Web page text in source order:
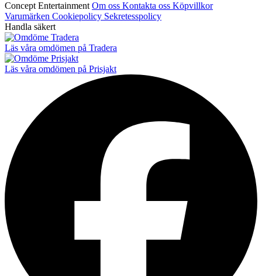
Concept Entertainment Om oss Kontakta oss Köpvillkor
Varumärken Cookiepolicy Sekretesspolicy
Handla säkert
Läs våra omdömen på Tradera
Läs våra omdömen på Prisjakt